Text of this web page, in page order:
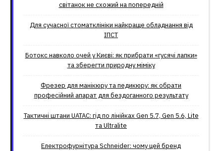
світанок не схожий на попередній
Для сучасної стоматклініки найкраще обладнання від
ІПСТ
Ботокс навколо очей у Києві: як прибрати «гусячі лапки»
та зберегти природну міміку
Фрезер для манікюру та педикюру: як обрати
професійний апарат для бездоганного результату
Тактичні штани UATAC: гід по лінійках Gen 5.7, Gen 5.6, Lite
та Ultralite
Електрофурнітура Schneider: чому цей бренд